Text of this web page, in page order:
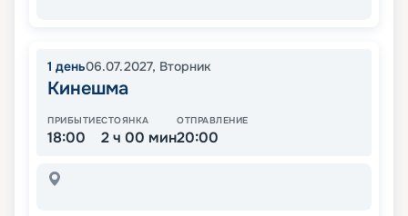
1 день06.07.2027, Вторник
Кинешма
ПРИБЫТИЕ
18:00
СТОЯНКА
2 ч 00 мин
ОТПРАВЛЕНИЕ
20:00